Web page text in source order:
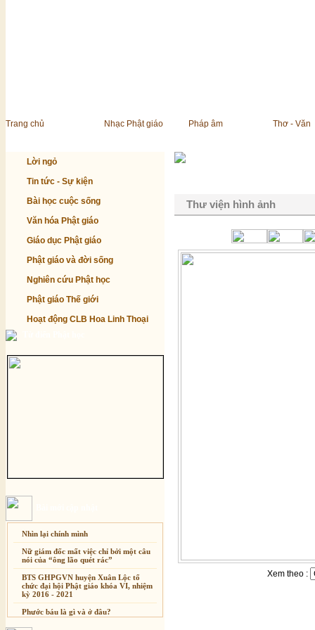
Trang chủ Nhạc Phật giáo Pháp âm Thơ - Văn
Lời ngỏ
Tin tức - Sự kiện
Bài học cuộc sống
Văn hóa Phật giáo
Giáo dục Phật giáo
Phật giáo và đời sống
Nghiên cứu Phật học
Phật giáo Thế giới
Hoạt động CLB Hoa Linh Thoại
Nhìn lại chính mình
Nữ giám đốc mất việc chỉ bởi một câu
nói của “ông lão quét rác”
BTS GHPGVN huyện Xuân Lộc tổ
chức đại hội Phật giáo khóa VI, nhiệm
kỳ 2016 - 2021
Phước báu là gì và ở đâu?
Thư viện hình ảnh
Xem theo :